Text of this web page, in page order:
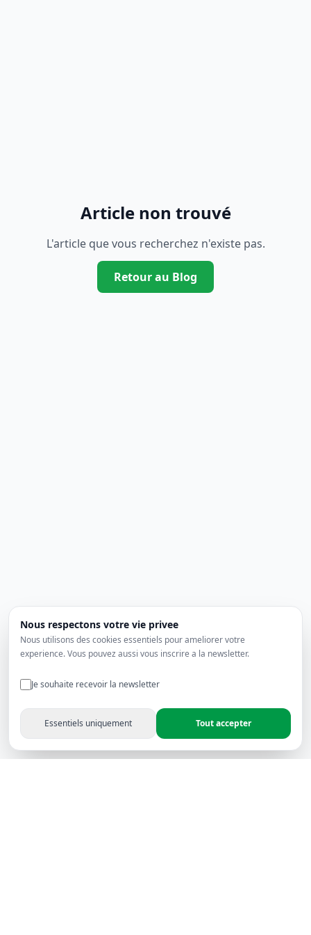
Article non trouvé
L'article que vous recherchez n'existe pas.
Retour au Blog
Nous respectons votre vie privee
Nous utilisons des cookies essentiels pour ameliorer votre
experience. Vous pouvez aussi vous inscrire a la newsletter.
Je souhaite recevoir la newsletter
Essentiels uniquement Tout accepter